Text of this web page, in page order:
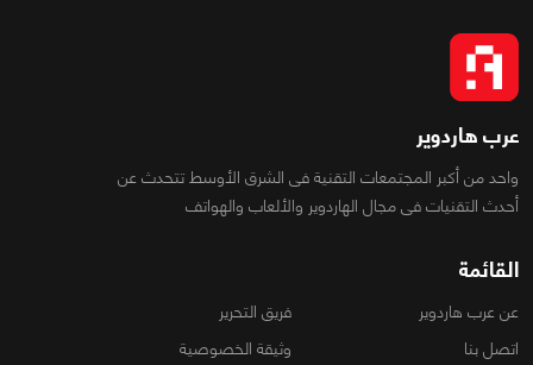
عرب هاردوير
واحد من أكبر المجتمعات التقنية فى الشرق الأوسط تتحدث عن
أحدث التقنيات فى مجال الهاردوير والألعاب والهواتف
القائمة
عن عرب هاردوير
فريق التحرير
اتصل بنا
وثيقة الخصوصية